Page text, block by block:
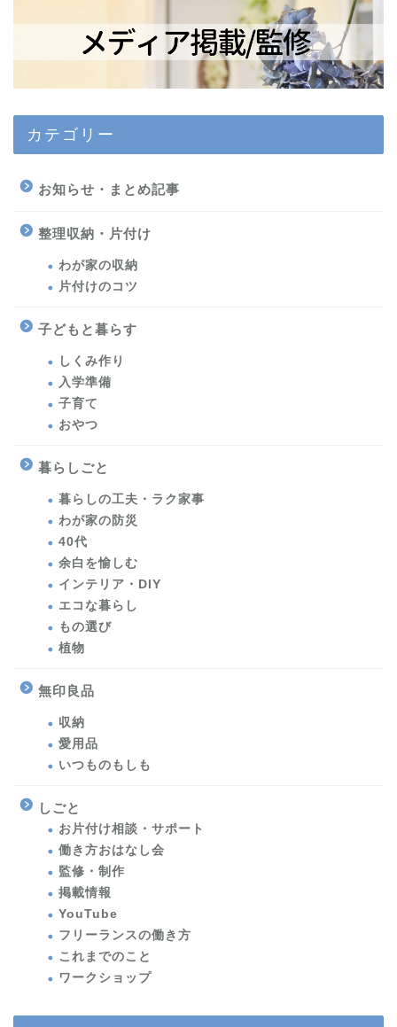
カテゴリー
お知らせ・まとめ記事
整理収納・片付け
わが家の収納
片付けのコツ
子どもと暮らす
しくみ作り
入学準備
子育て
おやつ
暮らしごと
暮らしの工夫・ラク家事
わが家の防災
40代
余白を愉しむ
インテリア・DIY
エコな暮らし
もの選び
植物
無印良品
収納
愛用品
いつものもしも
しごと
お片付け相談・サポート
働き方おはなし会
監修・制作
掲載情報
YouTube
フリーランスの働き方
これまでのこと
ワークショップ